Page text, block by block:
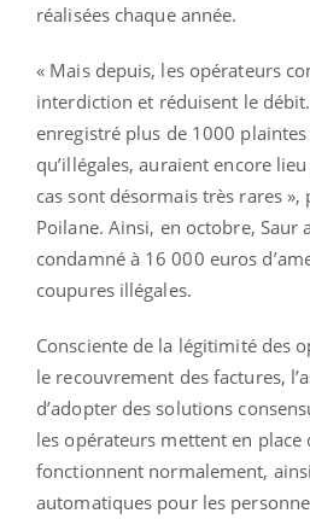
réalisées chaque année.
« Mais depuis, les opérateurs
interdiction et réduisent le
enregistré plus de 1000
qu’illégales, auraient encore
cas sont désormais très rares »,
Poilane. Ainsi, en octobre, Saur
condamné à 16 000 euros
coupures illégales.
Consciente de la légitimité des
le recouvrement des factures,
d’adopter des solutions
les opérateurs mettent en place
fonctionnent normalement,
automatiques pour les